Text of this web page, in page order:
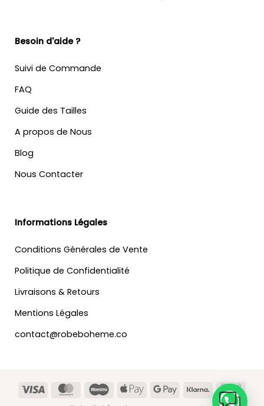
Besoin d'aide ?
Suivi de Commande
FAQ
Guide des Tailles
A propos de Nous
Blog
Nous Contacter
Informations Légales
Conditions Générales de Vente
Politique de Confidentialité
Livraisons & Retours
Mentions Légales
contact@robeboheme.co
Visa MasterCardMaestroApple
Google Klarna